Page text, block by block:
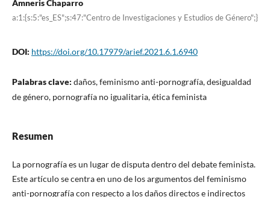
Amneris Chaparro
a:1:{s:5:"es_ES";s:47:"Centro de Investigaciones y Estudios de Género";}
DOI: https://doi.org/10.17979/arief.2021.6.1.6940
Palabras clave: daños, feminismo anti-pornografía, desigualdad
de género, pornografía no igualitaria, ética feminista
Resumen
La pornografía es un lugar de disputa dentro del debate feminista.
Este artículo se centra en uno de los argumentos del feminismo
anti-pornografía con respecto a los daños directos e indirectos